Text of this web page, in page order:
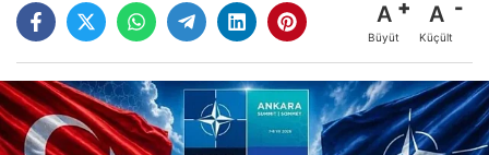
A
Büyüt
A
Küçült